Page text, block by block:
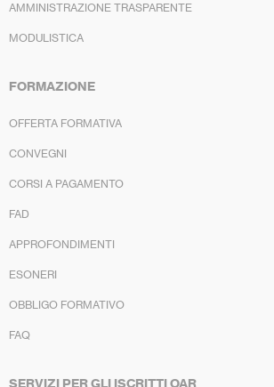
AMMINISTRAZIONE TRASPARENTE
MODULISTICA
FORMAZIONE
OFFERTA FORMATIVA
CONVEGNI
CORSI A PAGAMENTO
FAD
APPROFONDIMENTI
ESONERI
OBBLIGO FORMATIVO
FAQ
SERVIZI PER GLI ISCRITTI OAR